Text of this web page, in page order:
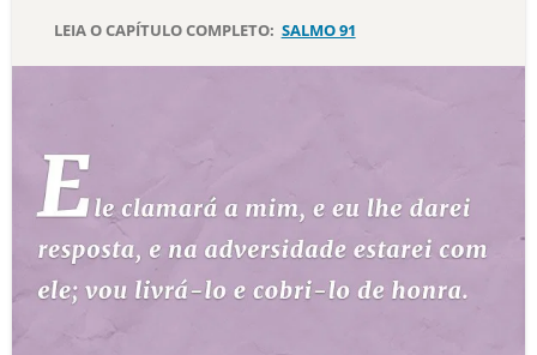
DEVOCIONAL DIÁRIO
ESTUDOS BÍBLICOS
ESBOÇOS DE PREGAÇÃO
LEIA O CAPÍTULO COMPLETO: SALMO 91